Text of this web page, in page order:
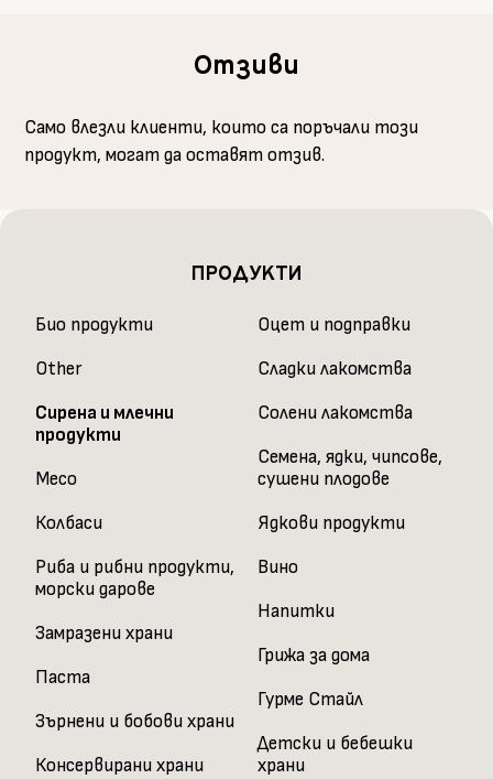
Отзиви
Само влезли клиенти, които са поръчали този
продукт, могат да оставят отзив.
ПРОДУКТИ
Био продукти
Other
Сирена и млечни
продукти
Месо
Колбаси
Риба и рибни продукти,
морски дарове
Замразени храни
Паста
Зърнени и бобови храни
Консервирани храни
Оцет и подправки
Сладки лакомства
Солени лакомства
Семена, ядки, чипсове,
сушени плодове
Ядкови продукти
Вино
Напитки
Грижа за дома
Гурме Стайл
Детски и бебешки
храни